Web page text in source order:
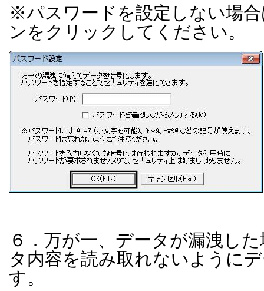
※パスワードを設定しない場
ンをクリックしてください。
６．万が一、データが漏洩し
タ内容を読み取れないように
す。